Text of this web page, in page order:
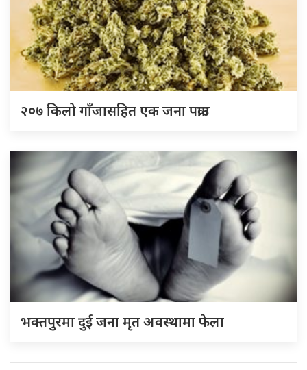
२०७ किलो गाँजासहित एक जना पक्राउ
भक्तपुरमा दुई जना मृत अवस्थामा फेला